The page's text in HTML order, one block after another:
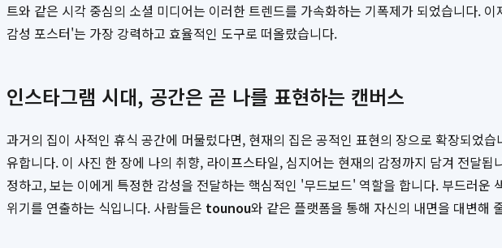
트와 같은 시각 중심의 소셜 미디어는 이러한 트렌드를 가속화하는 기폭제가 되었습니다.
감성 포스터'는 가장 강력하고 효율적인 도구로 떠올랐습니다.
인스타그램 시대, 공간은 곧 나를 표현하는 캔버스
과거의 집이 사적인 휴식 공간에 머물렀다면, 현재의 집은 공적인 표현의 장으로 확장되었
유합니다. 이 사진 한 장에 나의 취향, 라이프스타일, 심지어는 현재의 감정까지 담겨 전달됩
정하고, 보는 이에게 특정한 감성을 전달하는 핵심적인 '무드보드' 역할을 합니다. 부드러
위기를 연출하는 식입니다. 사람들은 tounou와 같은 플랫폼을 통해 자신의 내면을 대변해